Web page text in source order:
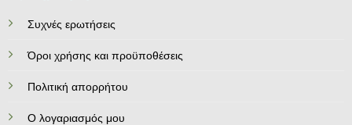
Συχνές ερωτήσεις
Όροι χρήσης και προϋποθέσεις
Πολιτική απορρήτου
Ο λογαριασμός μου